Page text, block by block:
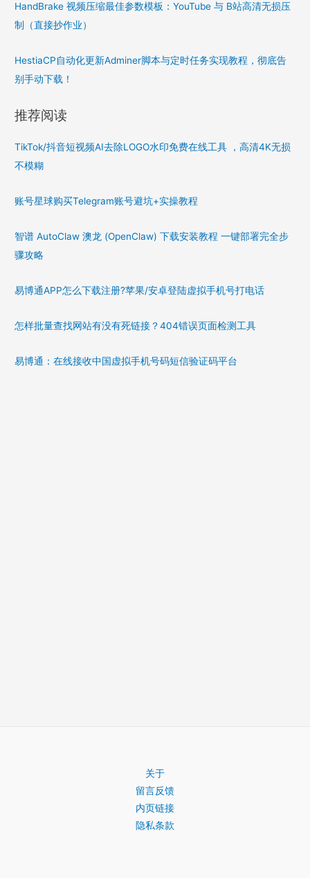
HandBrake 视频压缩最佳参数模板：YouTube 与 B站高清无损压
制（直接抄作业）
HestiaCP自动化更新Adminer脚本与定时任务实现教程，彻底告
别手动下载！
推荐阅读
TikTok/抖音短视频AI去除LOGO水印免费在线工具 ，高清4K无损
不模糊
账号星球购买Telegram账号避坑+实操教程
智谱 AutoClaw 澳龙 (OpenClaw) 下载安装教程 一键部署完全步
骤攻略
易博通APP怎么下载注册?苹果/安卓登陆虚拟手机号打电话
怎样批量查找网站有没有死链接？404错误页面检测工具
易博通：在线接收中国虚拟手机号码短信验证码平台
关于
留言反馈
内页链接
隐私条款